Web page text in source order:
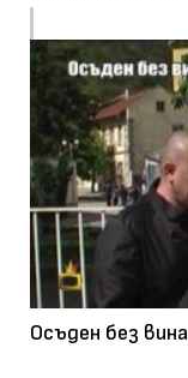
Осъден без вина